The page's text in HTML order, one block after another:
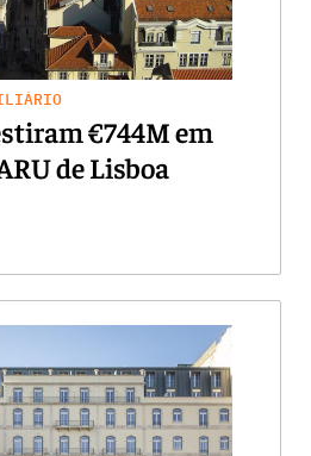
€744M em
de Lisboa